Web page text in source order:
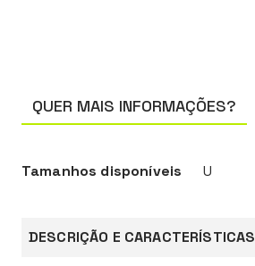
QUER MAIS INFORMAÇÕES?
Tamanhos disponíveis U
DESCRIÇÃO E CARACTERÍSTICAS